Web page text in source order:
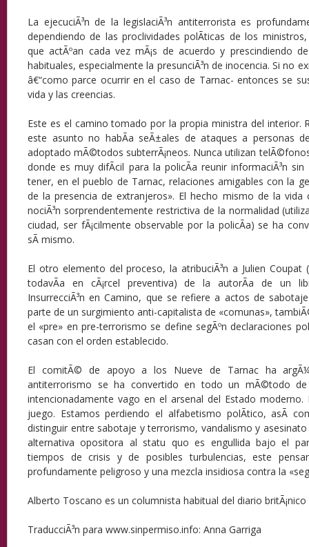
La ejecuciÃ³n de la legislaciÃ³n antiterrorista es
dependiendo de las proclividades polÃ­ticas de los
que actÃºan cada vez mÃ¡s de acuerdo y prescindiendo
habituales, especialmente la presunciÃ³n de inocencia. Si no
â€“como parce ocurrir en el caso de Tarnac- entonces se
vida y las creencias.
Este es el camino tomado por la propia ministra del interior.
este asunto no habÃ­a seÃ±ales de ataques a personas
adoptado mÃ©todos subterrÃ¡neos. Nunca utilizan
donde es muy difÃ­cil para la policÃ­a reunir informaciÃ³n
tener, en el pueblo de Tarnac, relaciones amigables con la
de la presencia de extranjeros». El hecho mismo de la vida
nociÃ³n sorprendentemente restrictiva de la normalidad
ciudad, ser fÃ¡cilmente observable por la policÃ­a) se ha
sÃ­ mismo.
El otro elemento del proceso, la atribuciÃ³n a Julien Coupat
todavÃ­a en cÃ¡rcel preventiva) de la autorÃ­a de un
InsurrecciÃ³n en Camino, que se refiere a actos de
parte de un surgimiento anti-capitalista de «comunas»,
el «pre» en pre-terrorismo se define segÃºn declaraciones
casan con el orden establecido.
El comitÃ© de apoyo a los Nueve de Tarnac ha
antiterrorismo se ha convertido en todo un mÃ©todo de
intencionadamente vago en el arsenal del Estado moderno.
juego. Estamos perdiendo el alfabetismo polÃ­tico, asÃ­
distinguir entre sabotaje y terrorismo, vandalismo y
alternativa opositora al statu quo es engullida bajo el
tiempos de crisis y de posibles turbulencias, este
profundamente peligroso y una mezcla insidiosa contra la
Alberto Toscano es un columnista habitual del diario britÃ¡nico
TraducciÃ³n para www.sinpermiso.info: Anna Garriga